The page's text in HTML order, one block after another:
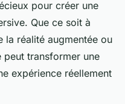
pour créer une
Que ce soit à
la réalité augmentée ou
transformer une
expérience réellement